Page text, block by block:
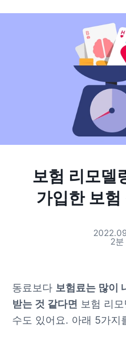
보험 리모델
가입한 보험
2분
동료보다 보험료는 많이
받는 것 같다면 보험 리
수도 있어요. 아래 5가지